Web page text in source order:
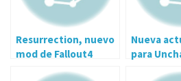
Resurrection, nuevo
mod de Fallout4
Nueva
para